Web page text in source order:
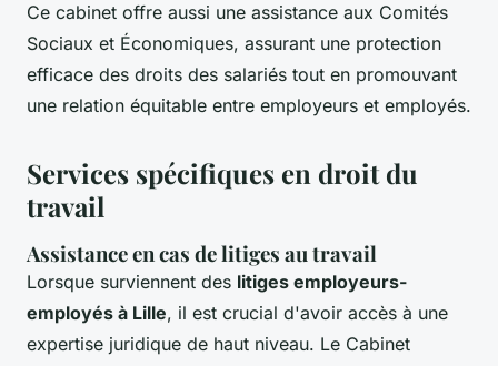
Ce cabinet offre aussi une assistance aux Comités
Sociaux et Économiques, assurant une protection
efficace des droits des salariés tout en promouvant
une relation équitable entre employeurs et employés.
Services spécifiques en droit du
travail
Assistance en cas de litiges au travail
Lorsque surviennent des litiges employeurs-
employés à Lille, il est crucial d'avoir accès à une
expertise juridique de haut niveau. Le Cabinet